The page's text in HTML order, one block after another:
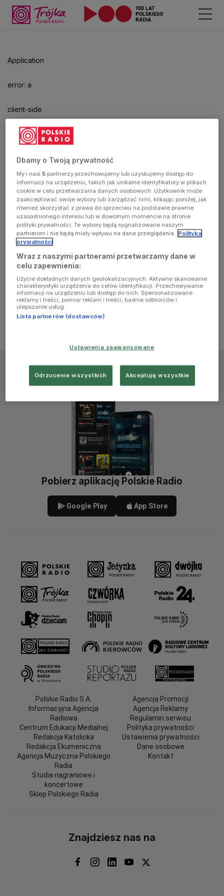
Application
error: a
client-side
exception
has
occurred
(see the
browser
console for
more
information)
Pobierz aplikację Polskie Radio
Google Play App Store
Polskie Radio S.A.
Informacyjna Agencja
Radiowa
Centrum Edukacji Medialnej
Redakcja Katolicka
Redakcja Ekumeniczna
Agencja Muzyczna Polskiego
Radia
Studia nagraniowe i
koncertowe
Sklep Polskiego Radia
Agencja Promocji
Agencja Reklamy
Regulamin serwisu
Polityka prywatności
Ustawienia prywatności
Dane osobowe
Kontakt
Znajdziesz nas na
Dbamy o Twoją prywatność
My i nasi5 partnerzy przechowujemy lub uzyskujemy dostęp do
informacji na urządzeniu, takich jak unikalne identyfikatory w plikach
cookie w celu przetwarzania danych osobowych. Użytkownik może
zaakceptować swoje wybory lub zarządzać nimi, klikając poniżej, jak
również skorzystać z prawa do sprzeciwu na podstawie prawnie
uzasadnionego interesu lub w dowolnym momencie na stronie
polityki prywatności. Te wybory będą sygnalizowane naszym
partnerom i nie będą miały wpływu na dane przeglądania. Polityka
prywatności
Wraz z naszymi partnerami przetwarzamy dane w
celu zapewnienia:
Użycie dokładnych danych geolokalizacyjnych. Aktywne skanowanie
charakterystyki urządzenia do celów identyfikacji. Przechowywanie
informacji na urządzeniu lub dostęp do nich. Spersonalizowane
reklamy i treści, pomiar reklam i treści, badnie odbiorców i
ulepszanie usług.
Lista partnerów (dostawców)
Ustawienia zaawansowane
Odrzucenie wszystkich Akceptuję wszystkie